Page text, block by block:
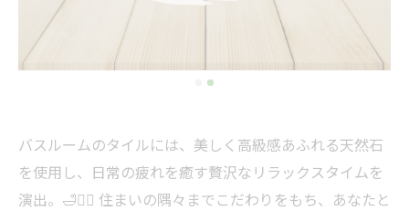
バスルームのタイルには、美しく高級感あふれる天然石
を使用し、日常の疲れを癒す贅沢なリラックスタイムを
演出。🛁💆‍♀️ 住まいの隅々までこだわりをもち、あなたと